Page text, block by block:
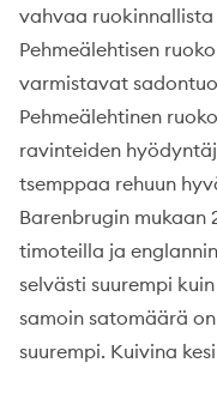
vahvaa
Pehmeälehtisen
varmistavat
Pehmeälehtinen
ravinteiden
tsemppaa rehuun
Barenbrugin mukaan
timoteilla ja
selvästi suurempi
samoin satomäärä
suurempi. Kuivina